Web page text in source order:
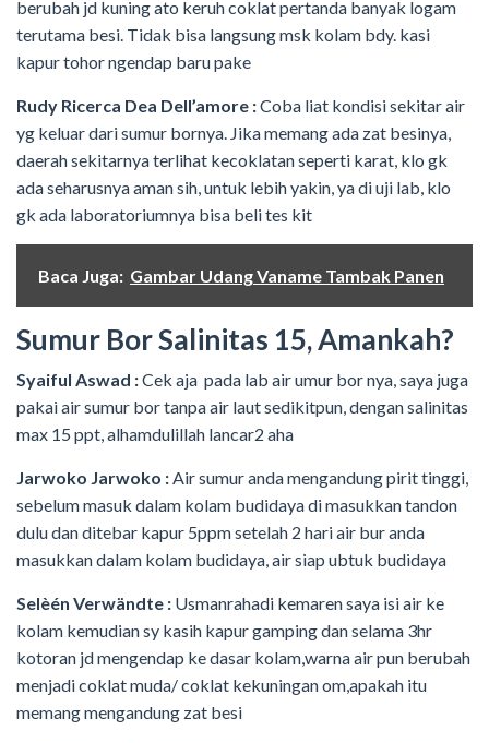
berubah jd kuning ato keruh coklat pertanda banyak logam
terutama besi. Tidak bisa langsung msk kolam bdy. kasi
kapur tohor ngendap baru pake
Rudy Ricerca Dea Dell’amore :Coba liat kondisi sekitar air
yg keluar dari sumur bornya. Jika memang ada zat besinya,
daerah sekitarnya terlihat kecoklatan seperti karat, klo gk
ada seharusnya aman sih, untuk lebih yakin, ya di uji lab, klo
gk ada laboratoriumnya bisa beli tes kit
Baca Juga: Gambar Udang Vaname Tambak Panen
Sumur Bor Salinitas 15, Amankah?
Syaiful Aswad :Cek aja pada lab air umur bor nya, saya juga
pakai air sumur bor tanpa air laut sedikitpun, dengan salinitas
max 15 ppt, alhamdulillah lancar2 aha
Jarwoko Jarwoko :Air sumur anda mengandung pirit tinggi,
sebelum masuk dalam kolam budidaya di masukkan tandon
dulu dan ditebar kapur 5ppm setelah 2 hari air bur anda
masukkan dalam kolam budidaya, air siap ubtuk budidaya
Selèén Verwändte : Usmanrahadi kemaren saya isi air ke
kolam kemudian sy kasih kapur gamping dan selama 3hr
kotoran jd mengendap ke dasar kolam,warna air pun berubah
menjadi coklat muda/ coklat kekuningan om,apakah itu
memang mengandung zat besi